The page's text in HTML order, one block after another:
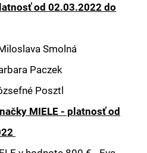
od 02.03.2022 do
Smolná
Paczek
Posztl
MIELE - platnosť od